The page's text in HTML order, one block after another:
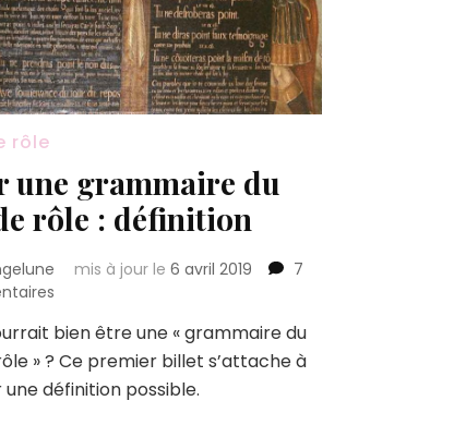
rôle
une grammaire du
rôle : définition
mis à jour le 6 avril 2019
7
sur
une
grammaire
du
bien être une « grammaire du
» ? Ce premier billet s’attache à
définition possible.